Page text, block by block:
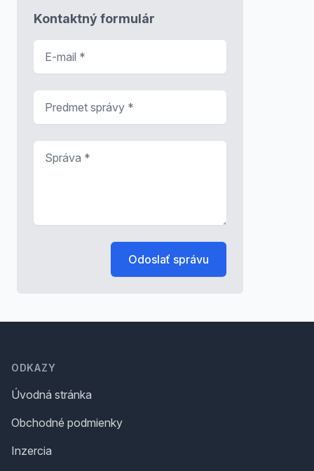
Kontaktný formulár
Odoslať správu
ODKAZY
Úvodná stránka
Obchodné podmienky
Inzercia